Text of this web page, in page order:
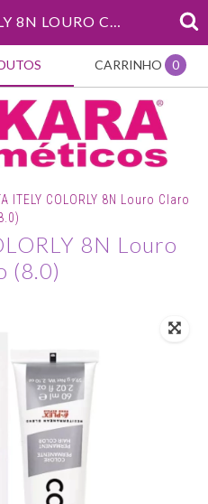
TINTA ITELY COLORLY 8N LOURO CLARO (8.0)
CARRINHO 0
ITELY COLORLY 8N Louro Claro
8N Louro
(8.0)